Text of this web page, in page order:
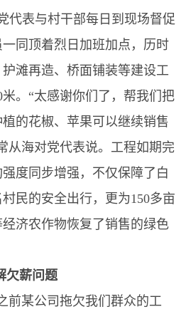
代表与村干部每日到现场督促
同顶着烈日加班加点，历时
滩再造、桥面铺装等建设工
。“太感谢你们了，帮我们把
的花椒、苹果可以继续销售
从海对党代表说。工程如期完
度同步增强，不仅保障了白
民的安全出行，更为150多亩
济农作物恢复了销售的绿色
欠薪问题
前某公司拖欠我们群众的工